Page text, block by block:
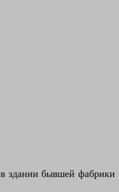
здании бывшей фабрики